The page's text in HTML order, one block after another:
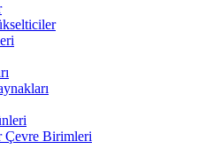
Çevre Birimleri